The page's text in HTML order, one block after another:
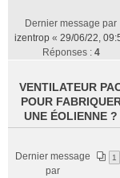
Dernier message par
izentrop« 29/06/22,
Réponses : 4
VENTILATEUR
POUR
UNE ÉOLIENNE ?
1
Dernier message
par